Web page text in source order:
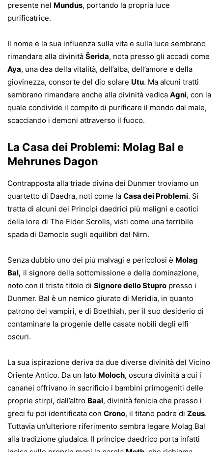
presente nel Mundus, portando la propria luce
purificatrice.
Il nome e la sua influenza sulla vita e sulla luce sembrano
rimandare alla divinità Šerida, nota presso gli accadi come
Aya, una dea della vitalità, dell’alba, dell’amore e della
giovinezza, consorte del dio solare Utu. Ma alcuni tratti
sembrano rimandare anche alla divinità vedica Agni, con la
quale condivide il compito di purificare il mondo dal male,
scacciando i demoni attraverso il fuoco.
La Casa dei Problemi: Molag Bal e
Mehrunes Dagon
Contrapposta alla triade divina dei Dunmer troviamo un
quartetto di Daedra, noti come la Casa dei Problemi. Si
tratta di alcuni dei Principi daedrici più maligni e caotici
della lore di The Elder Scrolls, visti come una terribile
spada di Damocle sugli equilibri del Nirn.
Senza dubbio uno dei più malvagi e pericolosi è Molag
Bal, il signore della sottomissione e della dominazione,
noto con il triste titolo di Signore dello Stupro presso i
Dunmer. Bal è un nemico giurato di Meridia, in quanto
patrono dei vampiri, e di Boethiah, per il suo desiderio di
contaminare la progenie delle casate nobili degli elfi
oscuri.
La sua ispirazione deriva da due diverse divinità del Vicino
Oriente Antico. Da un lato Moloch, oscura divinità a cui i
cananei offrivano in sacrificio i bambini primogeniti delle
proprie stirpi, dall’altro Baal, divinità fenicia che presso i
greci fu poi identificata con Crono, il titano padre di Zeus.
Tuttavia un’ulteriore riferimento sembra legare Molag Bal
alla tradizione giudaica. Il principe daedrico porta infatti